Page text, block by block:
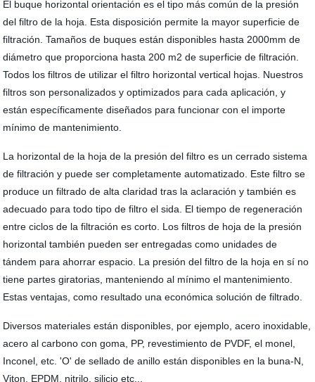
El buque horizontal orientación es el tipo más común de la presión
del filtro de la hoja. Esta disposición permite la mayor superficie de
filtración. Tamaños de buques están disponibles hasta 2000mm de
diámetro que proporciona hasta 200 m2 de superficie de filtración.
Todos los filtros de utilizar el filtro horizontal vertical hojas. Nuestros
filtros son personalizados y optimizados para cada aplicación, y
están específicamente diseñados para funcionar con el importe
mínimo de mantenimiento.
La horizontal de la hoja de la presión del filtro es un cerrado sistema
de filtración y puede ser completamente automatizado. Este filtro se
produce un filtrado de alta claridad tras la aclaración y también es
adecuado para todo tipo de filtro el sida. El tiempo de regeneración
entre ciclos de la filtración es corto. Los filtros de hoja de la presión
horizontal también pueden ser entregadas como unidades de
tándem para ahorrar espacio. La presión del filtro de la hoja en sí no
tiene partes giratorias, manteniendo al mínimo el mantenimiento.
Estas ventajas, como resultado una económica solución de filtrado.
Diversos materiales están disponibles, por ejemplo, acero inoxidable,
acero al carbono con goma, PP, revestimiento de PVDF, el monel,
Inconel, etc. 'O' de sellado de anillo están disponibles en la buna-N,
Viton, EPDM, nitrilo, silicio etc...